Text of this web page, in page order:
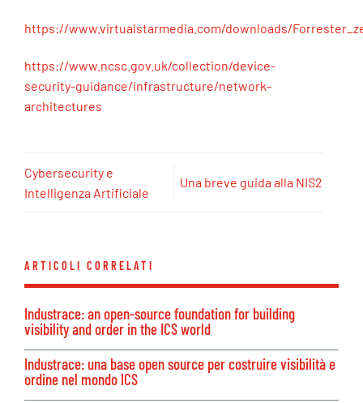
https://www.virtualstarmedia.com/downloads/
https://www.ncsc.gov.uk/collection/device-
security-guidance/infrastructure/network-
architectures
Cybersecurity e
Intelligenza Artificiale
Una breve guida alla NIS2
ARTICOLI CORRELATI
Industrace: an open-source foundation for building
visibility and order in the ICS world
Industrace: una base open source per costruire visibilità e
ordine nel mondo ICS